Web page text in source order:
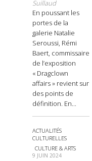
Suillaud
En poussant les
portes de la
galerie Natalie
Seroussi, Rémi
Baert, commissaire
de l’exposition
« Dragclown
affairs » revient sur
des points de
définition. En...
ACTUALITÉS
CULTURELLES
CULTURE & ARTS
9 JUIN 2024